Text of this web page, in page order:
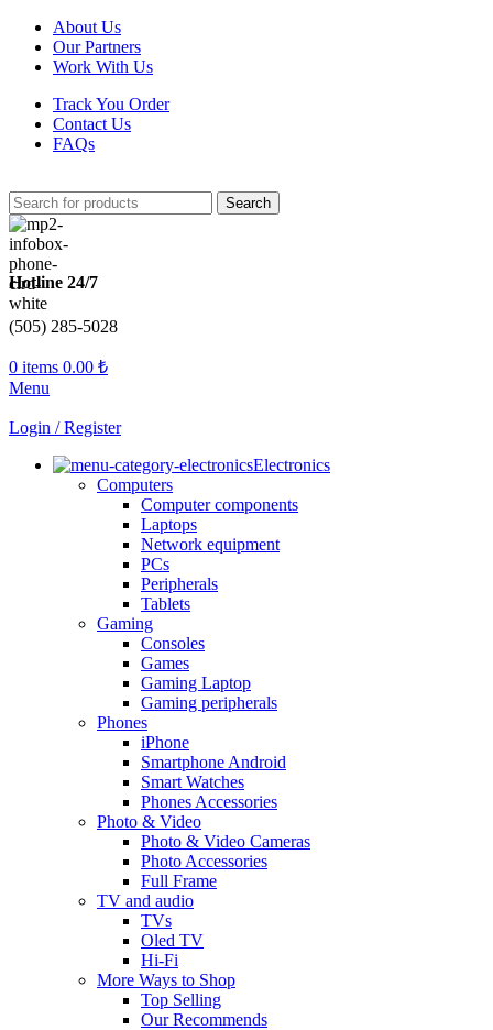
About Us
Our Partners
Work With Us
Track You Order
Contact Us
FAQs
Search
Hotline 24/7
(505) 285-5028
0 items 0.00 ₺
Menu
Login / Register
Electronics
Computers
Computer components
Laptops
Network equipment
PCs
Peripherals
Tablets
Gaming
Consoles
Games
Gaming Laptop
Gaming peripherals
Phones
iPhone
Smartphone Android
Smart Watches
Phones Accessories
Photo & Video
Photo & Video Cameras
Photo Accessories
Full Frame
TV and audio
TVs
Oled TV
Hi-Fi
More Ways to Shop
Top Selling
Our Recommends